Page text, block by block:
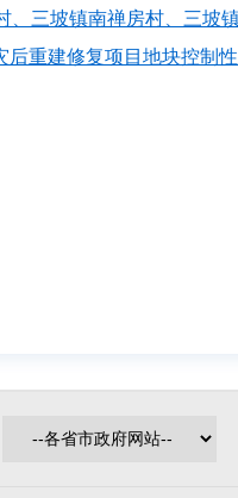
、三坡镇南禅房村、三
后重建修复项目地块控制